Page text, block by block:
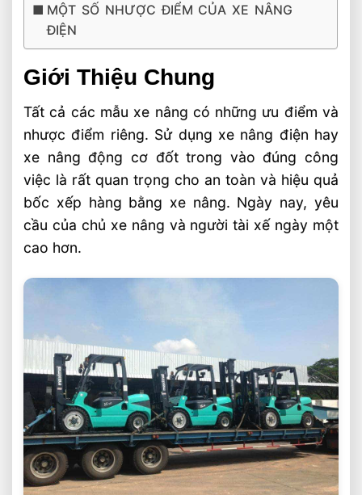
MỘT SỐ NHƯỢC ĐIỂM CỦA XE NÂNG
ĐIỆN
Giới Thiệu Chung
Tất cả các mẫu xe nâng có những ưu điểm và
nhược điểm riêng. Sử dụng xe nâng điện hay
xe nâng động cơ đốt trong vào đúng công
việc là rất quan trọng cho an toàn và hiệu quả
bốc xếp hàng bằng xe nâng. Ngày nay, yêu
cầu của chủ xe nâng và người tài xế ngày một
cao hơn.